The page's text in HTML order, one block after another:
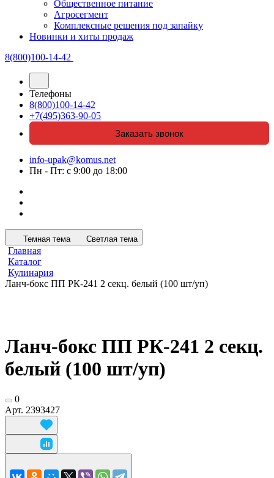
Общественное питание
Агросегмент
Комплексные решения под запайку
Новинки и хиты продаж
8(800)100-14-42
Телефоны
8(800)100-14-42
+7(495)363-90-05
Заказать звонок
info-upak@komus.net
Пн - Пт: с 9:00 до 18:00
Темная тема Светлая тема
Главная
Каталог
Кулинария
Ланч-бокс ПП РК-241 2 секц. белый (100 шт/уп)
Ланч-бокс ПП РК-241 2 секц.
белый (100 шт/уп)
0
Арт. 2393427